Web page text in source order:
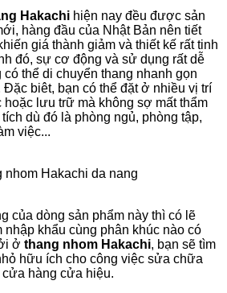
Hakachi hiện nay đều được sản
hàng đầu của Nhật Bản nên tiết
giá thành giảm và thiết kế rất tinh
đó, sự cơ động và sử dụng rất dễ
thể di chuyển thang nhanh gọn
biêt, bạn có thể đặt ở nhiều vị trí
hoặc lưu trữ mà không sợ mất thẩm
dù đó là phòng ngủ, phòng tập,
việc...
của dòng sản phẩm này thì có lẽ
nhập khẩu cùng phân khúc nào có
ở thang nhom Hakachi, bạn sẽ tìm
hữu ích cho công việc sửa chữa
cửa hàng cửa hiệu.